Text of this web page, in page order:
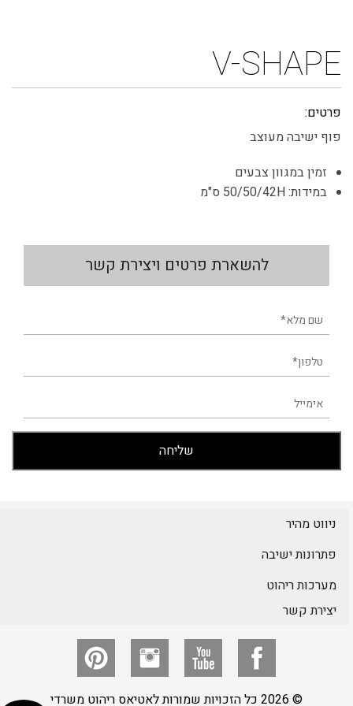
V-SHAPE
פרטים:
פוף ישיבה מעוצב
זמין במגוון צבעים
במידות: 50/50/42H ס"מ
להשארת פרטים ויצירת קשר
ניווט מהיר
פתרונות ישיבה
מערכות ריהוט
יצירת קשר
© 2026 כל הזכויות שמורות לאטיאס ריהוט משרדי